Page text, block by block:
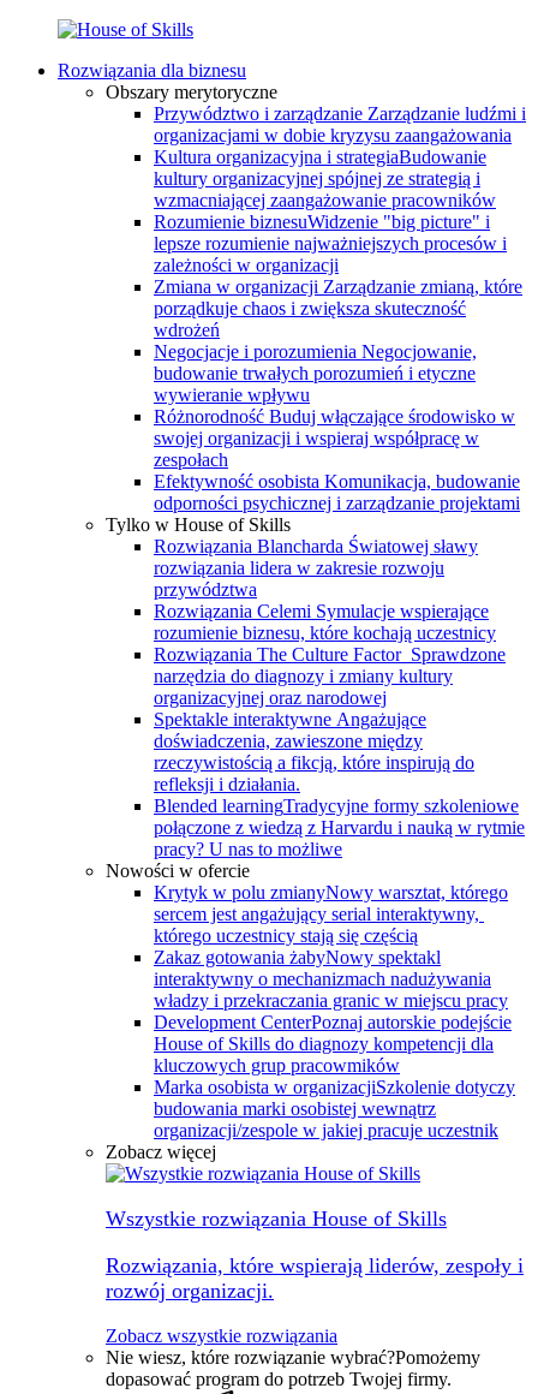
Rozwiązania dla biznesu
Obszary merytoryczne
Przywództwo i zarządzanie Zarządzanie ludźmi i
organizacjami w dobie kryzysu zaangażowania
Kultura organizacyjna i strategiaBudowanie
kultury organizacyjnej spójnej ze strategią i
wzmacniającej zaangażowanie pracowników
Rozumienie biznesuWidzenie "big picture" i
lepsze rozumienie najważniejszych procesów i
zależności w organizacji
Zmiana w organizacji Zarządzanie zmianą, które
porządkuje chaos i zwiększa skuteczność
wdrożeń
Negocjacje i porozumienia Negocjowanie,
budowanie trwałych porozumień i etyczne
wywieranie wpływu
Różnorodność Buduj włączające środowisko w
swojej organizacji i wspieraj współpracę w
zespołach
Efektywność osobista Komunikacja, budowanie
odporności psychicznej i zarządzanie projektami
Tylko w House of Skills
Rozwiązania Blancharda Światowej sławy
rozwiązania lidera w zakresie rozwoju
przywództwa
Rozwiązania Celemi Symulacje wspierające
rozumienie biznesu, które kochają uczestnicy
Rozwiązania The Culture Factor Sprawdzone
narzędzia do diagnozy i zmiany kultury
organizacyjnej oraz narodowej
Spektakle interaktywne Angażujące
doświadczenia, zawieszone między
rzeczywistością a fikcją, które inspirują do
refleksji i działania.
Blended learningTradycyjne formy szkoleniowe
połączone z wiedzą z Harvardu i nauką w rytmie
pracy? U nas to możliwe
Nowości w ofercie
Krytyk w polu zmianyNowy warsztat, którego
sercem jest angażujący serial interaktywny, ​
którego uczestnicy stają się częścią
Zakaz gotowania żabyNowy spektakl
interaktywny o mechanizmach nadużywania
władzy i przekraczania granic w miejscu pracy
Development CenterPoznaj autorskie podejście
House of Skills do diagnozy kompetencji dla
kluczowych grup pracowmików
Marka osobista w organizacjiSzkolenie dotyczy
budowania marki osobistej wewnątrz
organizacji/zespole w jakiej pracuje uczestnik
Zobacz więcej
Wszystkie rozwiązania House of Skills
Rozwiązania, które wspierają liderów, zespoły i
rozwój organizacji.
Zobacz wszystkie rozwiązania
Nie wiesz, które rozwiązanie wybrać?Pomożemy
dopasować program do potrzeb Twojej firmy.